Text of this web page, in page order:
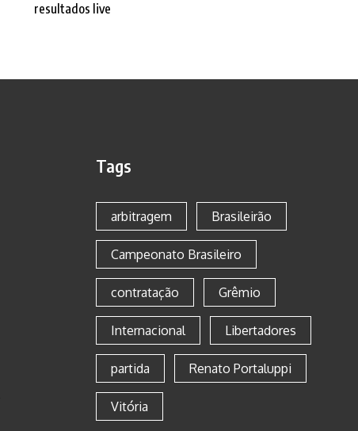
resultados live
Tags
arbitragem Brasileirão
Campeonato Brasileiro
contratação Grêmio
Internacional Libertadores
partida Renato Portaluppi
Vitória